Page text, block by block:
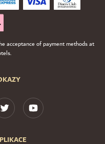
acceptance of payment methods at